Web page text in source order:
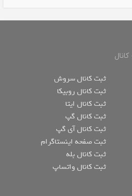
ثبت کانال سروش
ثبت کانال روبیکا
ثبت کانال ایتا
ثبت کانال گپ
ثبت کانال آی گپ
ثبت صفحه اینستاگرام
ثبت کانال بله
ثبت کانال واتساپ